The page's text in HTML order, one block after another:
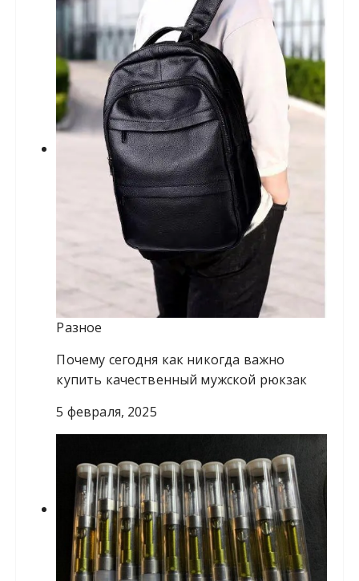
Разное
Почему сегодня как никогда важно
купить качественный мужской рюкзак
5 февраля, 2025